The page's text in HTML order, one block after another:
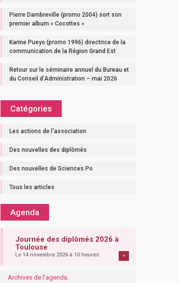
Pierre Dambreville (promo 2004) sort son
premier album « Cocottes »
Karine Pueyo (promo 1996) directrice de la
communication de la Région Grand Est
Retour sur le séminaire annuel du Bureau et
du Conseil d’Administration – mai 2026
Catégories
Les actions de l'association
Des nouvelles des diplômés
Des nouvelles de Sciences Po
Tous les articles
Agenda
Journée des diplômés 2026 à
Toulouse
Le 14 novembre 2026 à 10 heures +
Archives de l'agenda.